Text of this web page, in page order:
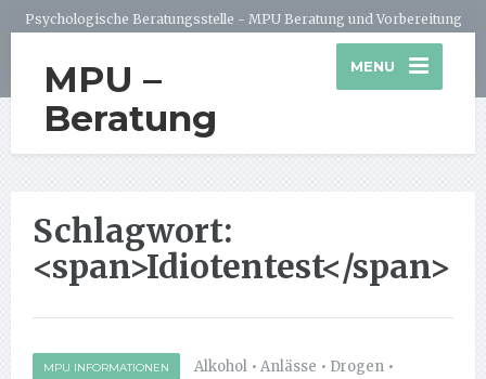
Psychologische Beratungsstelle - MPU Beratung und Vorbereitung
MPU –
Beratung
MENU
Schlagwort:
<span>Idiotentest</span>
MPU INFORMATIONEN Alkohol • Anlässe • Drogen •